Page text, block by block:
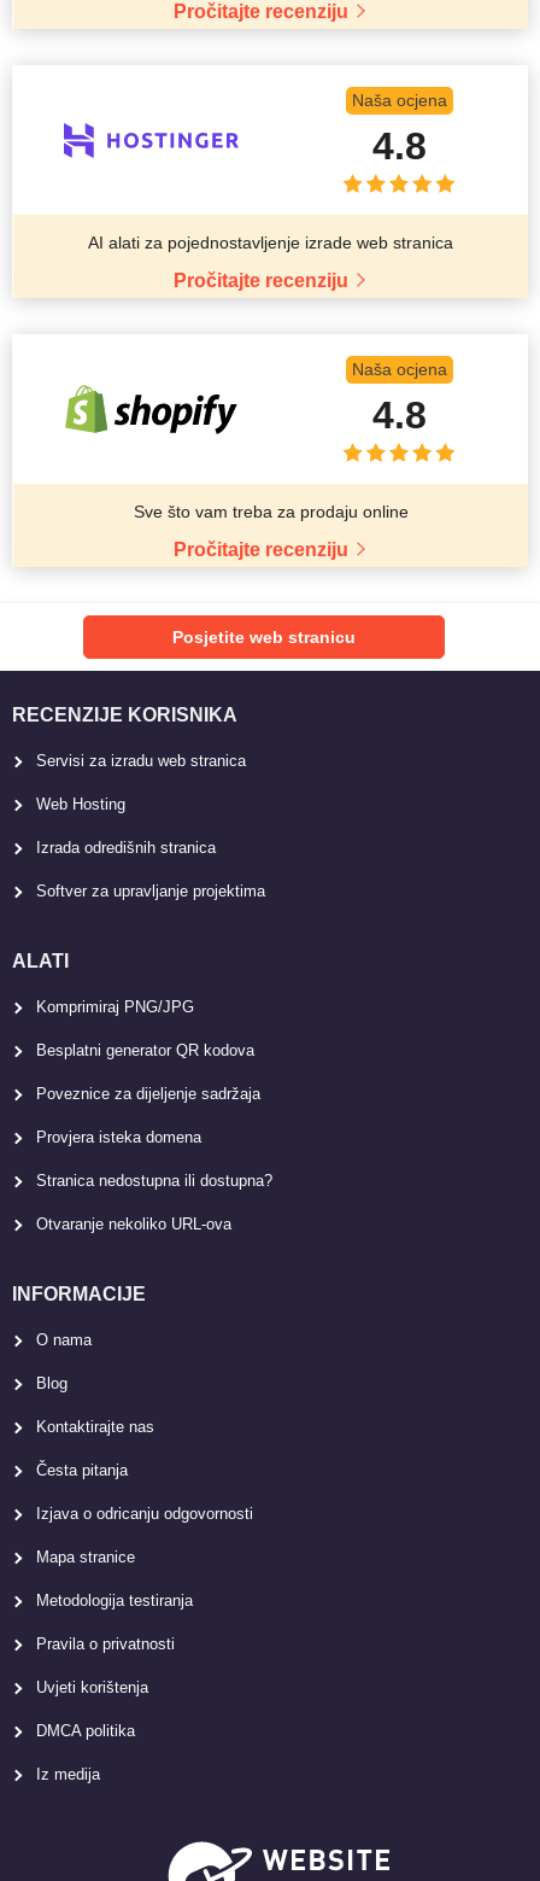
Pročitajte recenziju
Naša ocjena
4.8
AI alati za pojednostavljenje izrade web stranica
Pročitajte recenziju
Naša ocjena
4.8
Sve što vam treba za prodaju online
Pročitajte recenziju
Posjetite web stranicu
RECENZIJE KORISNIKA
Servisi za izradu web stranica
Web Hosting
Izrada odredišnih stranica
Softver za upravljanje projektima
ALATI
Komprimiraj PNG/JPG
Besplatni generator QR kodova
Poveznice za dijeljenje sadržaja
Provjera isteka domena
Stranica nedostupna ili dostupna?
Otvaranje nekoliko URL-ova
INFORMACIJE
O nama
Blog
Kontaktirajte nas
Česta pitanja
Izjava o odricanju odgovornosti
Mapa stranice
Metodologija testiranja
Pravila o privatnosti
Uvjeti korištenja
DMCA politika
Iz medija